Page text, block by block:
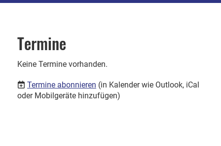
Termine
Keine Termine vorhanden.
Termine abonnieren (in Kalender wie Outlook, iCal
oder Mobilgeräte hinzufügen)